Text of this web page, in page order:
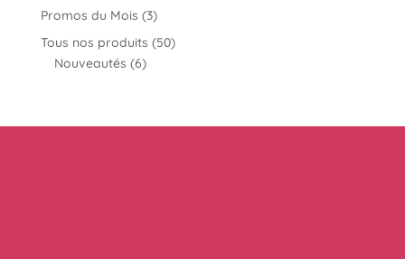
Promos du Mois 33
produits
Tous nos produits 5050
Nouveautés 66